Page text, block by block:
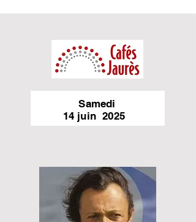
Samedi
14 juin 2025